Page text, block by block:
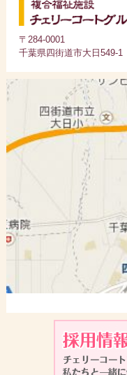
〒284-0001
千葉県四街道市大日549-1